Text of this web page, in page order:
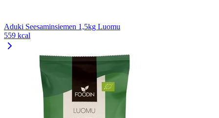
Aduki Seesaminsiemen 1,5kg Luomu
559 kcal